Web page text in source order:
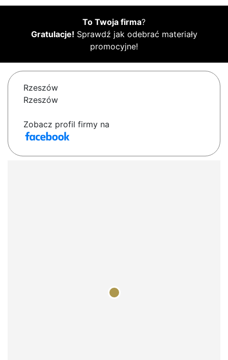
To Twoja firma?
Gratulacje! Sprawdź jak odebrać materiały
promocyjne!
Rzeszów
Rzeszów
Zobacz profil firmy na